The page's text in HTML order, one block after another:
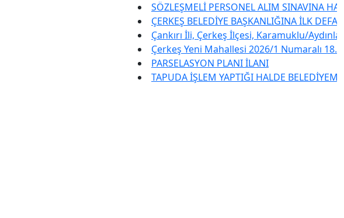
SÖZLEŞMELİ PERSONEL ALIM SINAVINA HAK
ÇERKEŞ BELEDİYE BAŞKANLIĞINA İLK DEFA
Çankırı İli, Çerkeş İlçesi, Karamuklu/Aydınlar
Çerkeş Yeni Mahallesi 2026/1 Numaralı 18.
PARSELASYON PLANI İLANI
TAPUDA İŞLEM YAPTIĞI HALDE BELEDİYEMİZE